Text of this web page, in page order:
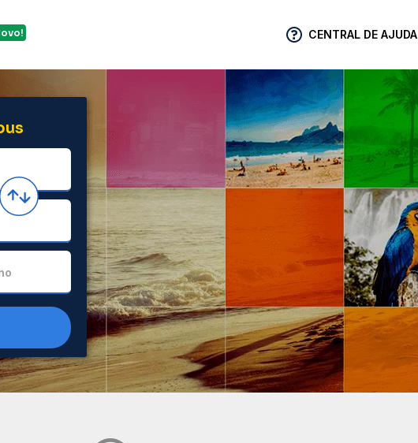
CENTRAL DE AJUDA